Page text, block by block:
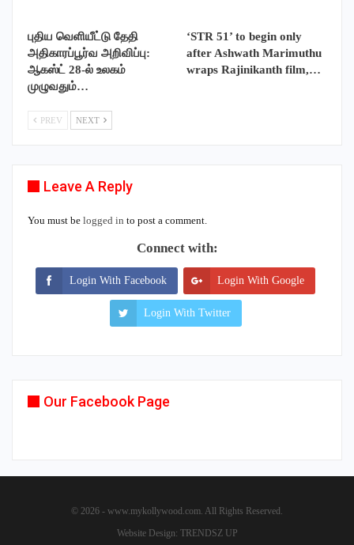
புதிய வெளியீட்டு தேதி
அதிகாரப்பூர்வ அறிவிப்பு:
ஆகஸ்ட் 28-ல் உலகம்
முழுவதும்…
‘STR 51’ to begin only
after Ashwath Marimuthu
wraps Rajinikanth film,…
PREV NEXT
Leave A Reply
You must be logged in to post a comment.
Connect with:
Login With Facebook Login With Google
Login With Twitter
Our Facebook Page
© 2026 - www.mykollywood.com. All Rights Reserved.
Website Design: TRENDSZ UP